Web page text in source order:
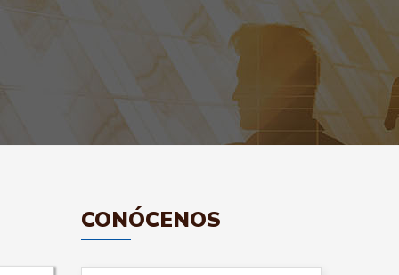
CONÓCENOS